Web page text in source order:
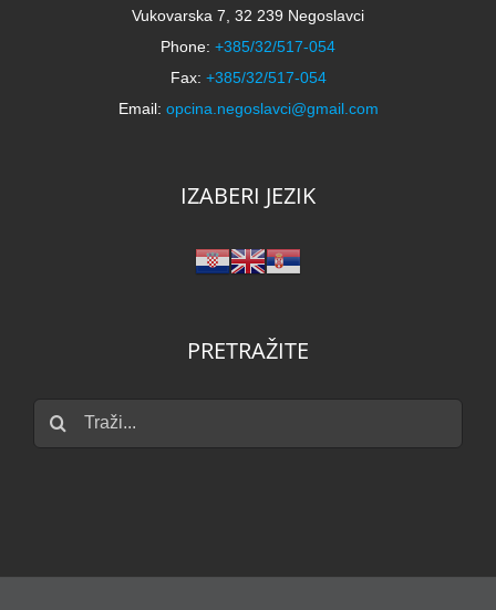
Vukovarska 7, 32 239 Negoslavci
Phone: +385/32/517-054
Fax: +385/32/517-054
Email: opcina.negoslavci@gmail.com
IZABERI JEZIK
PRETRAŽITE
Traži...